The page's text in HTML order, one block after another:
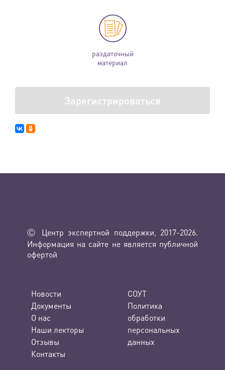
раздаточный
материал
Зарегистрироваться
Ⓒ Центр экспертной поддержки, 2017-2026.
Информация на сайте не является публичной
офертой
Новости
Документы
О нас
Наши лекторы
Отзывы
Контакты
СОУТ
Политика
обработки
персональных
данных